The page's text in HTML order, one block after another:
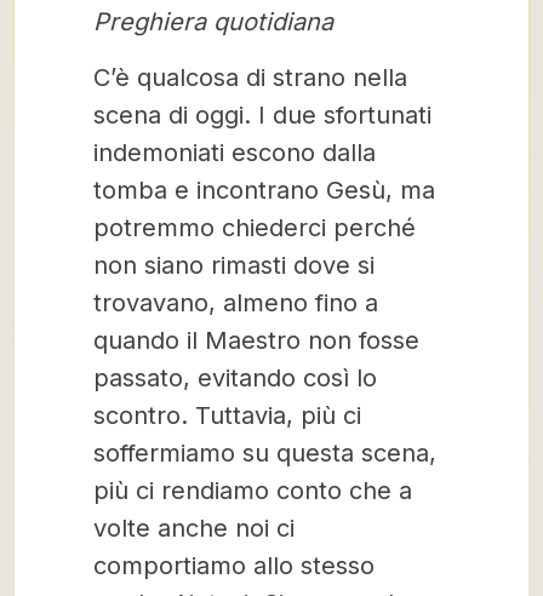
Preghiera quotidiana
C’è qualcosa di strano nella
scena di oggi. I due sfortunati
indemoniati escono dalla
tomba e incontrano Gesù, ma
potremmo chiederci perché
non siano rimasti dove si
trovavano, almeno fino a
quando il Maestro non fosse
passato, evitando così lo
scontro. Tuttavia, più ci
soffermiamo su questa scena,
più ci rendiamo conto che a
volte anche noi ci
comportiamo allo stesso